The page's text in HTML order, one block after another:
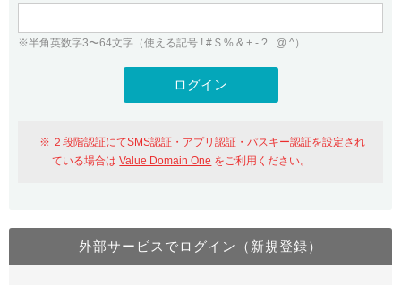
WHOIS検索
Value Domainにログイン
おすすめ One レンタルサーバーを含む最新の機能を使う方
Value Domain Oneにログイン
※半角英数字3〜64文字（使える記号 ! # $ % & + - ? . @ ^）
２段階認証にてSMS認証・アプリ認証・パスキー認証を設定され
ている場合はValue Domain One をご利用ください。
外部サービスでログイン（新規登録）